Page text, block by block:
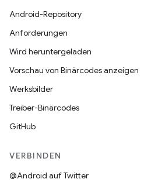
Android-Repository
Anforderungen
Wird heruntergeladen
Vorschau von Binärcodes anzeigen
Werksbilder
Treiber-Binärcodes
GitHub
VERBINDEN
@Android auf Twitter